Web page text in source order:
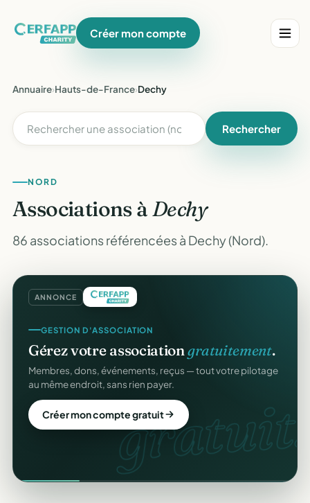
Créer mon compte
Annuaire›Hauts-de-France›Dechy
Rechercher
NORD
Associations àDechy
86 associations référencées à Dechy (Nord).
ANNONCE
gratuit.
GESTION D'ASSOCIATION
Gérez votre associationgratuitement.
Membres, dons, événements, reçus — tout votre pilotage
au même endroit, sans rien payer.
Créer mon compte gratuit